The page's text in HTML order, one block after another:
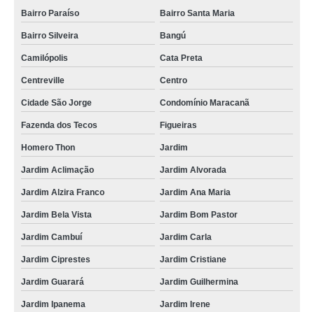
Bairro Paraíso Bairro Santa Maria
Bairro Silveira Bangú
Camilópolis Cata Preta
Centreville Centro
Cidade São Jorge Condomínio Maracanã
Fazenda dos Tecos Figueiras
Homero Thon Jardim
Jardim Aclimação Jardim Alvorada
Jardim Alzira Franco Jardim Ana Maria
Jardim Bela Vista Jardim Bom Pastor
Jardim Cambuí Jardim Carla
Jardim Ciprestes Jardim Cristiane
Jardim Guarará Jardim Guilhermina
Jardim Ipanema Jardim Irene